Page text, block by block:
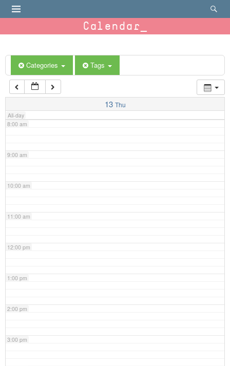
Calendar
Categories Tags
13 Thu
All-day
6:00 am
7:00 am
8:00 am
9:00 am
10:00 am
11:00 am
12:00 pm
1:00 pm
2:00 pm
3:00 pm